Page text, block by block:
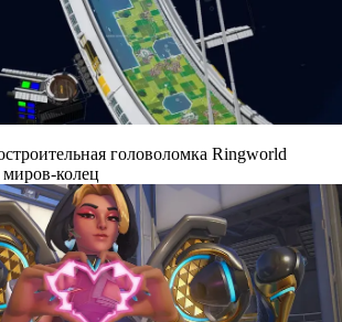
головоломка Ringworld
колец